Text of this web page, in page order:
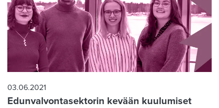
03.06.2021
Edunvalvontasektorin kevään kuulumiset